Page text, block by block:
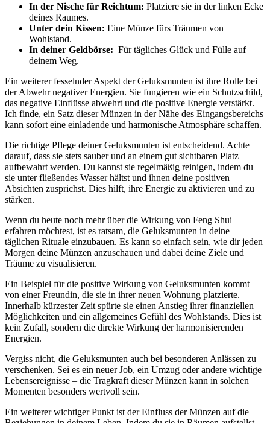
In der Nische für Reichtum: ⁣Platziere sie in der linken Ecke
deines Raumes.
Unter dein⁢ Kissen: Eine Münze fürs Träumen von
Wohlstand.
In deiner Geldbörse: ​ Für tägliches Glück und Fülle auf
deinem Weg.
Ein⁤ weiterer fesselnder Aspekt der ‌Geluksmunten⁢ ist ihre ‌Rolle bei
der⁤ Abwehr negativer Energien.​ Sie fungieren wie​ ein ⁤Schutzschild,
das negative Einflüsse abwehrt und die positive Energie verstärkt.
Ich finde, ein ‍Satz dieser⁢ Münzen in der Nähe ‍des Eingangsbereichs
kann sofort⁢ eine einladende und harmonische⁤ Atmosphäre schaffen.
Die richtige⁤ Pflege deiner ‌Geluksmunten ist entscheidend. Achte
⁤darauf, dass sie stets sauber ⁢und an einem⁣ gut sichtbaren Platz
⁣aufbewahrt werden. Du kannst sie regelmäßig reinigen, indem du
sie unter fließendes ⁤Wasser⁢ hältst und ihnen deine positiven
Absichten​ zusprichst. Dies ‌hilft, ihre Energie zu aktivieren und zu
stärken.
Wenn du heute noch mehr über die Wirkung⁢ von Feng Shui
erfahren möchtest, ⁢ist‌ es ⁢ratsam, die ⁤Geluksmunten in deine
täglichen ⁢Rituale einzubauen. Es kann so einfach sein, wie⁢ dir jeden
Morgen deine Münzen​ anzuschauen und dabei deine ⁤Ziele​ und
⁢Träume zu visualisieren.
Ein⁤ Beispiel ‌für die positive Wirkung von Geluksmunten kommt
von einer Freundin, die⁣ sie in ihrer⁤ neuen Wohnung platzierte.
Innerhalb kürzester Zeit spürte sie einen Anstieg ihrer finanziellen
Möglichkeiten und ein‌ allgemeines Gefühl des Wohlstands.‍ Dies ist
kein Zufall, sondern⁣ die direkte Wirkung der harmonisierenden
‍Energien.
Vergiss nicht, die Geluksmunten auch bei besonderen Anlässen zu
verschenken. Sei es ein​ neuer Job, ein Umzug oder ⁢andere wichtige
Lebensereignisse – die Tragkraft dieser Münzen kann in solchen
Momenten besonders wertvoll sein.
Ein weiterer wichtiger Punkt ist der Einfluss‌ der Münzen auf‍ die